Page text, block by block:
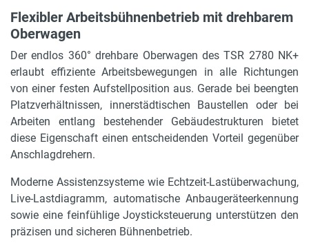
Länge Arbeitskorb (ausgefahren)
Höhe Arbeitskorb
1,45 m
Motorleistung in kW
160 kW
218 PS
Bereifung
445/65 R 22,5
Flexibler Arbeitsbühnenbetrieb mit drehbarem
Oberwagen
Der endlos 360° drehbare Oberwagen des TSR 2780 NK+
erlaubt effiziente Arbeitsbewegungen in alle Richtungen
von einer festen Aufstellposition aus. Gerade bei beengten
Platzverhältnissen, innerstädtischen Baustellen oder bei
Arbeiten entlang bestehender Gebäudestrukturen bietet
diese Eigenschaft einen entscheidenden Vorteil gegenüber
Anschlagdrehern.
Moderne Assistenzsysteme wie Echtzeit-Lastüberwachung,
Live-Lastdiagramm, automatische Anbaugeräteerkennung
sowie eine feinfühlige Joysticksteuerung unterstützen den
präzisen und sicheren Bühnenbetrieb.